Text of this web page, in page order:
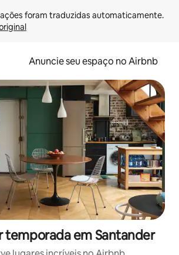
Anuncie seu espaço no Airbnb
temporada em Santander